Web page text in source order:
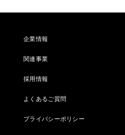
企業情報
関連事業
採用情報
よくあるご質問
プライバシーポリシー